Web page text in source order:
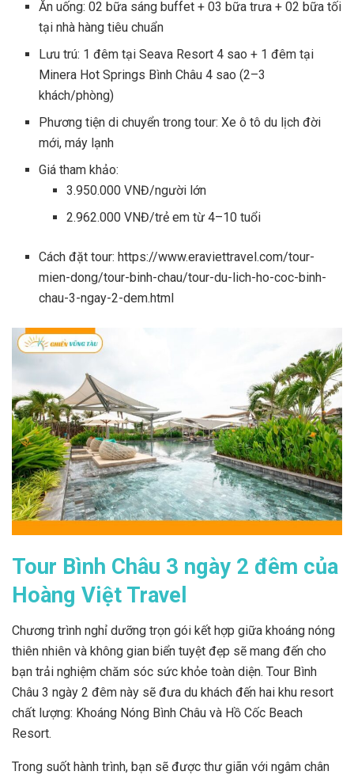
Ăn uống: 02 bữa sáng buffet + 03 bữa trưa + 02 bữa tối
tại nhà hàng tiêu chuẩn
Lưu trú: 1 đêm tại Seava Resort 4 sao + 1 đêm tại
Minera Hot Springs Bình Châu 4 sao (2–3
khách/phòng)
Phương tiện di chuyển trong tour: Xe ô tô du lịch đời
mới, máy lạnh
Giá tham khảo:
3.950.000 VNĐ/người lớn
2.962.000 VNĐ/trẻ em từ 4–10 tuổi
Cách đặt tour: https://www.eraviettravel.com/tour-
mien-dong/tour-binh-chau/tour-du-lich-ho-coc-binh-
chau-3-ngay-2-dem.html
Tour Bình Châu 3 ngày 2 đêm của
Hoàng Việt Travel
Chương trình nghỉ dưỡng trọn gói kết hợp giữa khoáng nóng
thiên nhiên và không gian biển tuyệt đẹp sẽ mang đến cho
bạn trải nghiệm chăm sóc sức khỏe toàn diện. Tour Bình
Châu 3 ngày 2 đêm này sẽ đưa du khách đến hai khu resort
chất lượng: Khoáng Nóng Bình Châu và Hồ Cốc Beach
Resort.
Trong suốt hành trình, bạn sẽ được thư giãn với ngâm chân